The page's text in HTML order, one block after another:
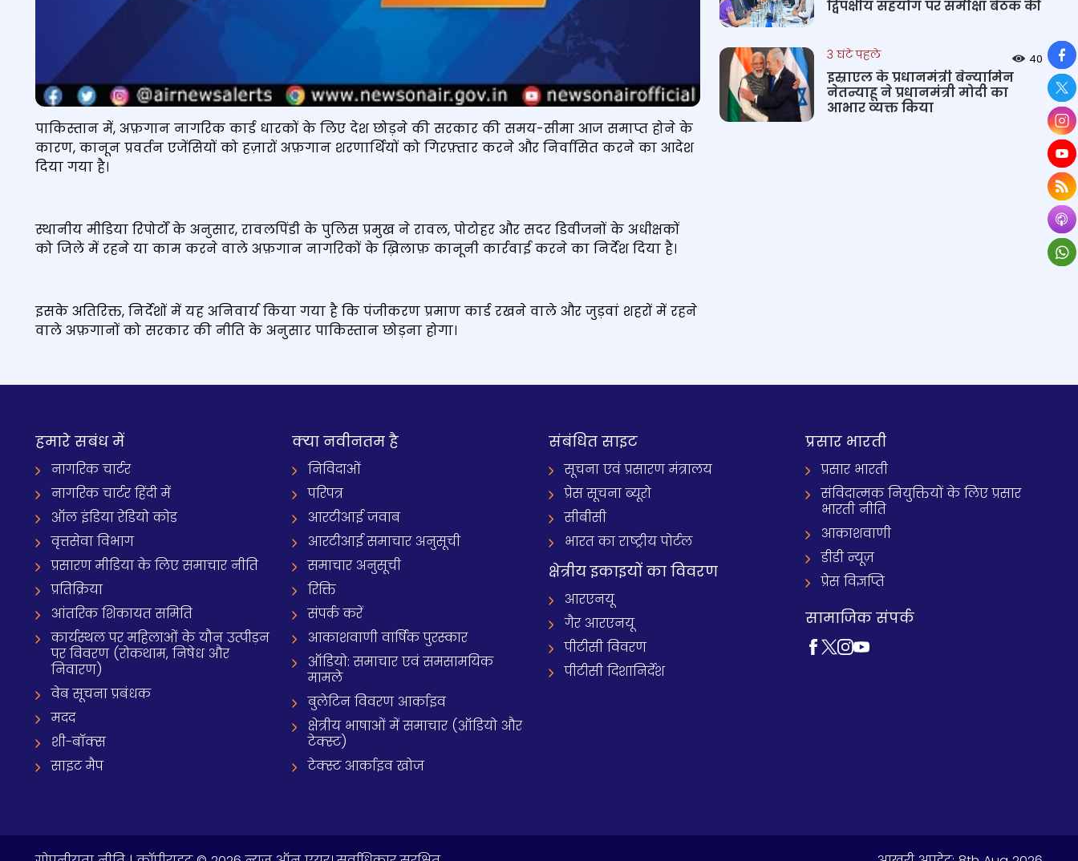
पाकिस्तान में, अफ़गान नागरिक कार्ड धारकों के लिए देश छोड़ने की सरकार की समय-सीमा आज समाप्त होने के
कारण, कानून प्रवर्तन एजेंसियों को हज़ारों अफ़गान शरणार्थियों को गिरफ़्तार करने और निर्वासित करने का आदेश
दिया गया है।
स्थानीय मीडिया रिपोर्टों के अनुसार, रावलपिंडी के पुलिस प्रमुख ने रावल, पोटोहर और सदर डिवीजनों के अधीक्षकों
को जिले में रहने या काम करने वाले अफ़गान नागरिकों के ख़िलाफ़ कानूनी कार्रवाई करने का निर्देश दिया है।
इसके अतिरिक्त, निर्देशों में यह अनिवार्य किया गया है कि पंजीकरण प्रमाण कार्ड रखने वाले और जुड़वां शहरों में रहने
वाले अफ़गानों को सरकार की नीति के अनुसार पाकिस्तान छोड़ना होगा।
द्विपक्षीय सहयोग पर समीक्षा बैठक की
3 घंटे पहले 40
इस्राएल के प्रधानमंत्री बेन्‍यामिन
नेतन्याहू ने प्रधानमंत्री मोदी का
आभार व्यक्त किया
हमारे सबंध में
नागरिक चार्टर
नागरिक चार्टर हिंदी में
ऑल इंडिया रेडियो कोड
वृत्तसेवा विभाग
प्रसारण मीडिया के लिए समाचार नीति
प्रतिक्रिया
आंतरिक शिकायत समिति
कार्यस्थल पर महिलाओं के यौन उत्पीड़न
पर विवरण (रोकथाम, निषेध और
निवारण)
वेब सूचना प्रबंधक
मदद
शी-बॉक्स
साइट मैप
क्‍या नवीनतम है
निविदाओं
परिपत्र
आरटीआई जवाब
आरटीआई समाचार अनुसूची
समाचार अनुसूची
रिक्ति
संपर्क करें
आकाशवाणी वार्षिक पुरस्कार
ऑडियो: समाचार एवं समसामयिक
मामले
बुलेटिन विवरण आर्काइव
क्षेत्रीय भाषाओं में समाचार (ऑडियो और
टेक्स्ट)
टेक्स्ट आर्काइव खोज
संबंधित साइट
सूचना एवं प्रसारण मंत्रालय
प्रेस सूचना ब्यूरो
सीबीसी
भारत का राष्ट्रीय पोर्टल
क्षेत्रीय इकाइयों का विवरण
आरएनयू
गैर आरएनयू
पीटीसी विवरण
पीटीसी दिशानिर्देश
प्रसार भारती
प्रसार भारती
संविदात्मक नियुक्तियों के लिए प्रसार
भारती नीति
आकाशवाणी
डीडी न्यूज़
प्रेस विज्ञप्ति
सामाजिक संपर्क